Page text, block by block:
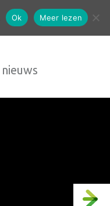
contact
nieuws
Ok Meer lezen